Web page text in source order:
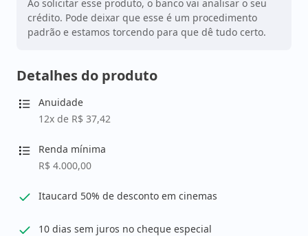
Ao solicitar esse produto, o banco vai analisar o seu
crédito. Pode deixar que esse é um procedimento
padrão e estamos torcendo para que dê tudo certo.
Detalhes do produto
Anuidade
12x de R$ 37,42
Renda mínima
R$ 4.000,00
Itaucard 50% de desconto em cinemas
10 dias sem juros no cheque especial